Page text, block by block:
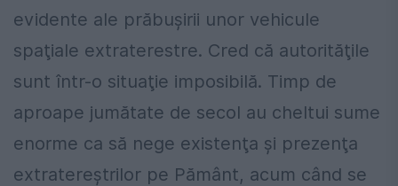
evidente ale prăbuşirii unor vehicule
spaţiale extraterestre. Cred că autorităţile
sunt într-o situaţie imposibilă. Timp de
aproape jumătate de secol au cheltui sume
enorme ca să nege existenţa şi prezenţa
extratereştrilor pe Pământ, acum când se